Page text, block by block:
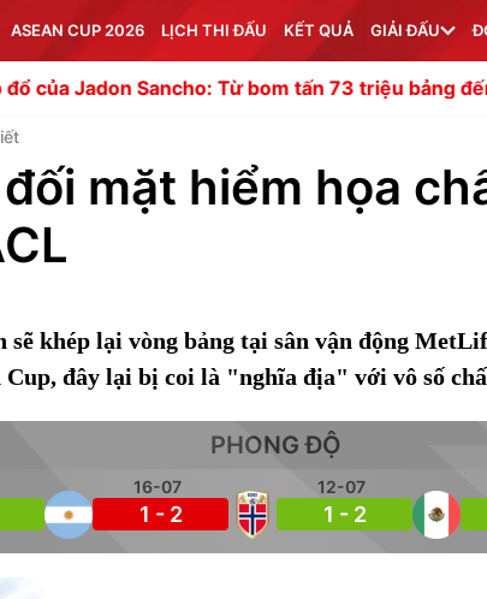
ASEAN CUP 2026 LỊCH THI ĐẤU KẾT QUẢ GIẢI ĐẤU
Sancho: Từ bom tấn 73 triệu bảng đến dự đoán
mặt hiểm họa
sẽ khép lại vòng bảng tại sân vận động
đây lại bị coi là "nghĩa địa" với vô số
PHONG ĐỘ
16-07
1 - 2
12-07
1 - 2